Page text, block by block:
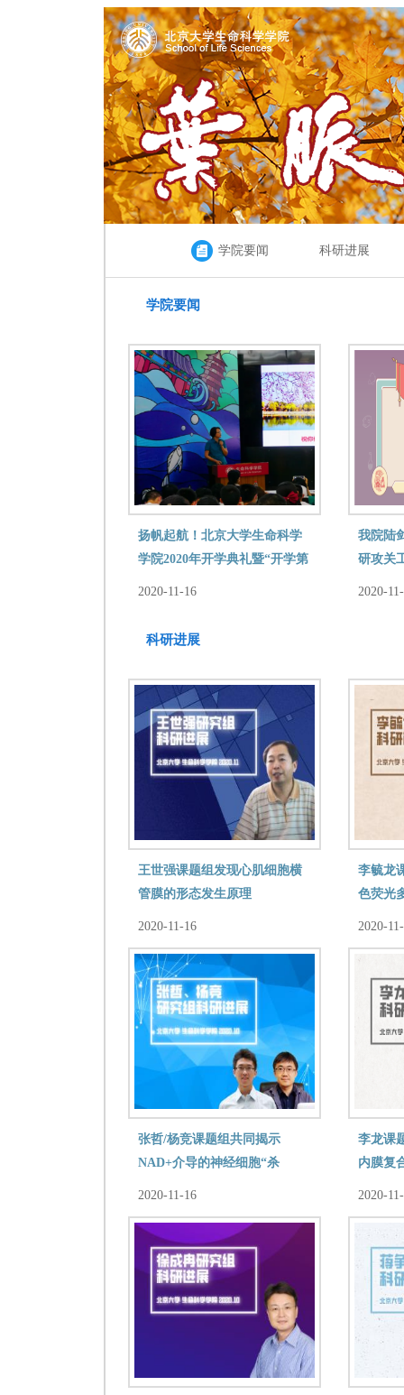
学院要闻 科研进展
学院要闻
扬帆起航！北京大学生命科学
学院2020年开学典礼暨“开学第
2020-11-16
我院陆
研攻关
2020-
科研进展
王世强课题组发现心肌细胞横
管膜的形态发生原理
2020-11-16
李毓龙
色荧光
2020-
张哲/杨竞课题组共同揭示
NAD+介导的神经细胞“杀
2020-11-16
李龙课
内膜复
2020-